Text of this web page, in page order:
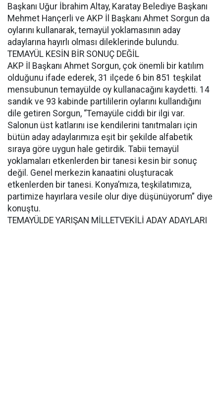
Başkanı Uğur İbrahim Altay, Karatay Belediye Başkanı
Mehmet Hançerli ve AKP İl Başkanı Ahmet Sorgun da
oylarını kullanarak, temayül yoklamasının aday
adaylarına hayırlı olması dileklerinde bulundu.
TEMAYÜL KESİN BİR SONUÇ DEĞİL
AKP İl Başkanı Ahmet Sorgun, çok önemli bir katılım
olduğunu ifade ederek, 31 ilçede 6 bin 851 teşkilat
mensubunun temayülde oy kullanacağını kaydetti. 14
sandık ve 93 kabinde partililerin oylarını kullandığını
dile getiren Sorgun, “Temayüle ciddi bir ilgi var.
Salonun üst katlarını ise kendilerini tanıtmaları için
bütün aday adaylarımıza eşit bir şekilde alfabetik
sıraya göre uygun hale getirdik. Tabii temayül
yoklamaları etkenlerden bir tanesi kesin bir sonuç
değil. Genel merkezin kanaatini oluşturacak
etkenlerden bir tanesi. Konya’mıza, teşkilatımıza,
partimize hayırlara vesile olur diye düşünüyorum” diye
konuştu.
TEMAYÜLDE YARIŞAN MİLLETVEKİLİ ADAY ADAYLARI